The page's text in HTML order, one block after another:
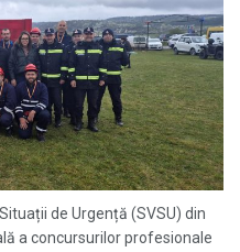
de Urgență (SVSU) din
a concursurilor profesionale